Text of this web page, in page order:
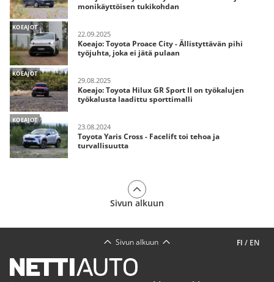
monikäyttöisen tukikohdan
KOEAJOT
22.09.2025
Koeajo: Toyota Proace City - Ällistyttävän pihi
työjuhta, joka ei jätä pulaan
KOEAJOT
29.08.2025
Koeajo: Toyota Hilux GR Sport II on työkalujen
työkalusta laadittu sporttimalli
KOEAJOT
23.08.2024
Toyota Yaris Cross - Facelift toi tehoa ja
turvallisuutta
Sivun alkuun
FI / EN
Sivun alkuun